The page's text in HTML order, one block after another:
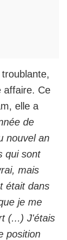
affaire. Ce
elle a
de
nouvel an
qui sont
mais
était dans
je me
(...) J'étais
position